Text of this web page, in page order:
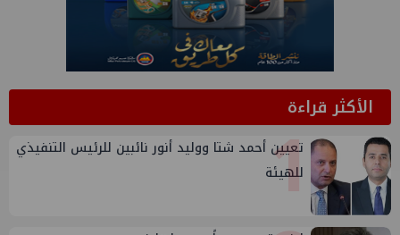
الأكثر قراءة1
تعيين أحمد شتا ووليد أنور نائبين للرئيس التنفيذي
للهيئة